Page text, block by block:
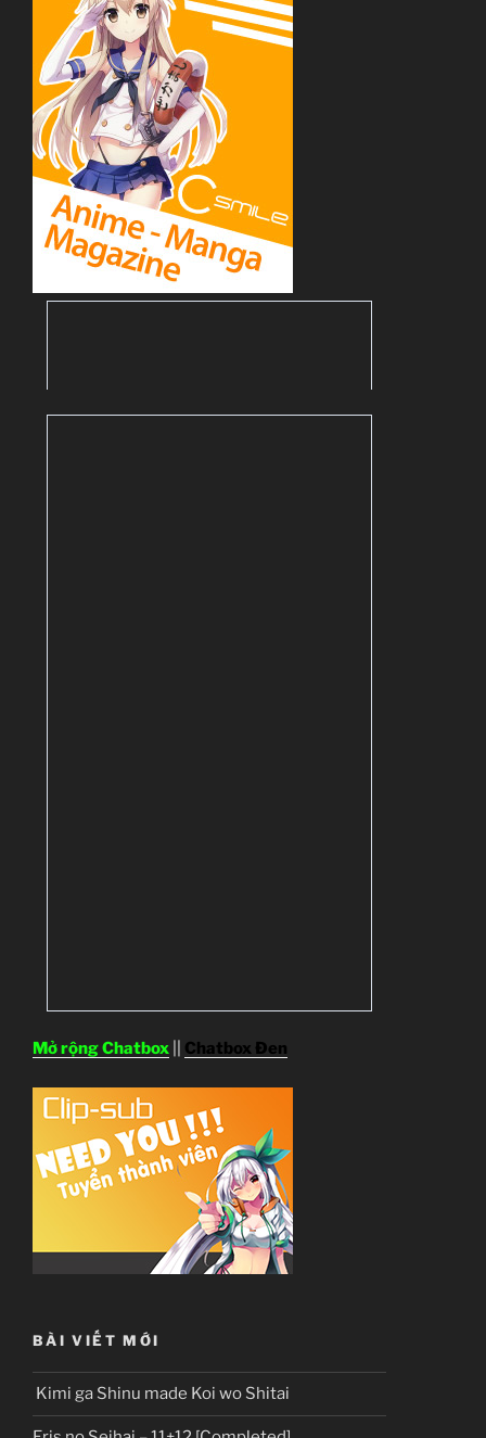
Mở rộng Chatbox Chatbox Đen
BÀI VIẾT MỚI
Kimi ga Shinu made Koi wo Shitai